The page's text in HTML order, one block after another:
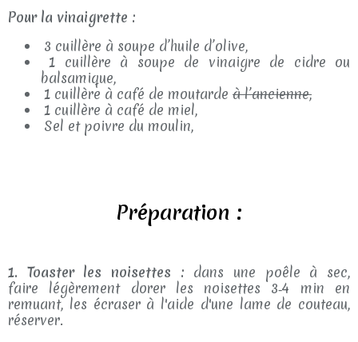
Pour la vinaigrette :
3 cuillère à soupe d’huile d’olive,
1 cuillère à soupe de vinaigre de cidre ou
balsamique,
1 cuillère à café de moutarde à l’ancienne,
1 cuillère à café de miel,
Sel et poivre du moulin,
Préparation :
1. Toaster les noisettes : dans une poêle à sec,
faire légèrement dorer les noisettes 3‑4 min en
remuant, les écraser à l'aide d'une lame de couteau,
réserver.